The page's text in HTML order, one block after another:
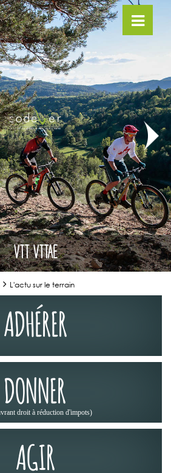
VTT VTTAE
L'actu sur le terrain
ADHÉRER
DONNER
droit à réduction d'impots)
AGIR